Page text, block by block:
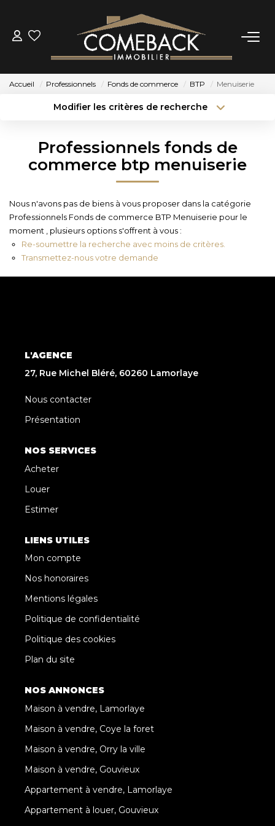
ACHETER
NOTRE AGENCE
BIENS VENDUS
CONTACT
Accueil Professionnels Fonds de commerce BTP Menuiserie
Modifier les critères de recherche
Type de bien
Créer une alerte
Professionnels fonds de
commerce btp menuiserie
Nous n'avons pas de biens à vous proposer dans la catégorie
Professionnels Fonds de commerce BTP Menuiserie pour le
moment , plusieurs options s'offrent à vous :
Re-soumettre la recherche avec moins de critères.
Transmettez-nous votre demande
L'AGENCE
27, Rue Michel Bléré, 60260 Lamorlaye
Nous contacter
Présentation
NOS SERVICES
Acheter
Louer
Estimer
LIENS UTILES
Mon compte
Nos honoraires
Mentions légales
Politique de confidentialité
Politique des cookies
Plan du site
NOS ANNONCES
Maison à vendre, Lamorlaye
Maison à vendre, Coye la foret
Maison à vendre, Orry la ville
Maison à vendre, Gouvieux
Appartement à vendre, Lamorlaye
Appartement à louer, Gouvieux